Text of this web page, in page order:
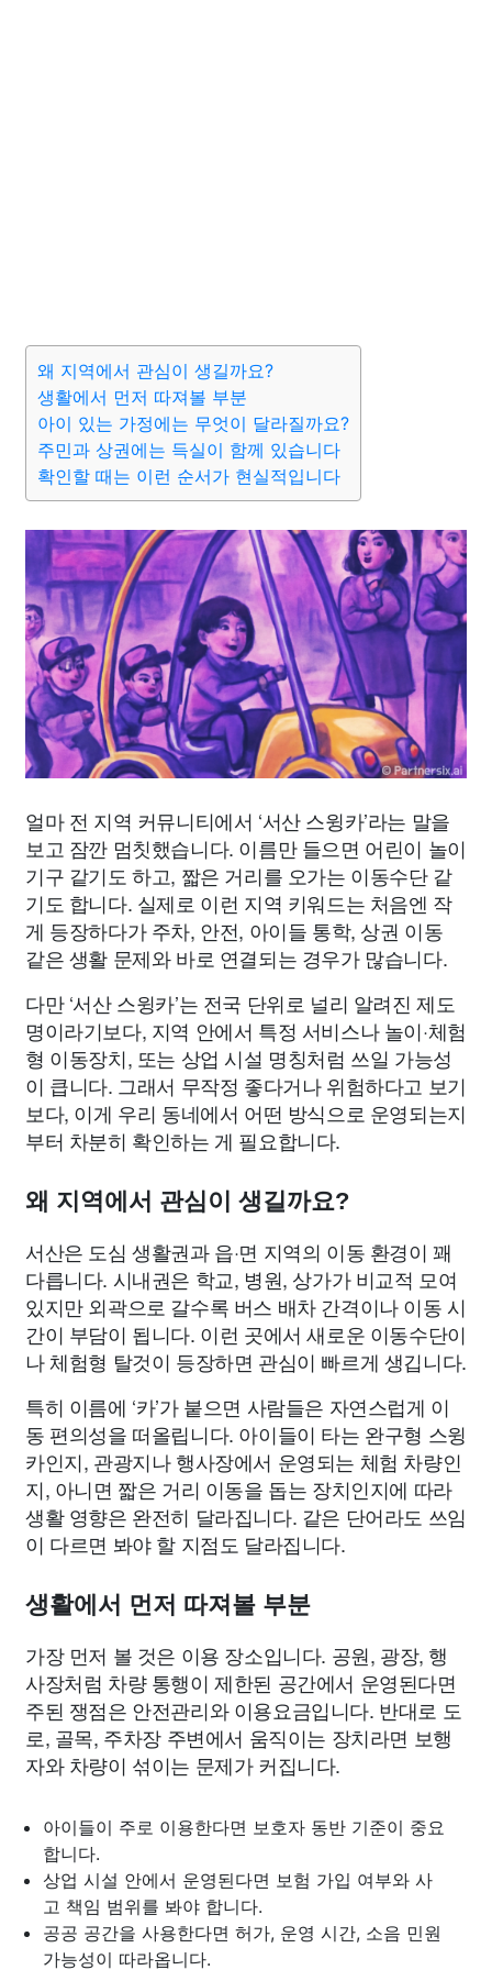
왜 지역에서 관심이 생길까요?
생활에서 먼저 따져볼 부분
아이 있는 가정에는 무엇이 달라질까요?
주민과 상권에는 득실이 함께 있습니다
확인할 때는 이런 순서가 현실적입니다
얼마 전 지역 커뮤니티에서 ‘서산 스윙카’라는 말을
보고 잠깐 멈칫했습니다. 이름만 들으면 어린이 놀이
기구 같기도 하고, 짧은 거리를 오가는 이동수단 같
기도 합니다. 실제로 이런 지역 키워드는 처음엔 작
게 등장하다가 주차, 안전, 아이들 통학, 상권 이동
같은 생활 문제와 바로 연결되는 경우가 많습니다.
다만 ‘서산 스윙카’는 전국 단위로 널리 알려진 제도
명이라기보다, 지역 안에서 특정 서비스나 놀이·체험
형 이동장치, 또는 상업 시설 명칭처럼 쓰일 가능성
이 큽니다. 그래서 무작정 좋다거나 위험하다고 보기
보다, 이게 우리 동네에서 어떤 방식으로 운영되는지
부터 차분히 확인하는 게 필요합니다.
왜 지역에서 관심이 생길까요?
서산은 도심 생활권과 읍·면 지역의 이동 환경이 꽤
다릅니다. 시내권은 학교, 병원, 상가가 비교적 모여
있지만 외곽으로 갈수록 버스 배차 간격이나 이동 시
간이 부담이 됩니다. 이런 곳에서 새로운 이동수단이
나 체험형 탈것이 등장하면 관심이 빠르게 생깁니다.
특히 이름에 ‘카’가 붙으면 사람들은 자연스럽게 이
동 편의성을 떠올립니다. 아이들이 타는 완구형 스윙
카인지, 관광지나 행사장에서 운영되는 체험 차량인
지, 아니면 짧은 거리 이동을 돕는 장치인지에 따라
생활 영향은 완전히 달라집니다. 같은 단어라도 쓰임
이 다르면 봐야 할 지점도 달라집니다.
생활에서 먼저 따져볼 부분
가장 먼저 볼 것은 이용 장소입니다. 공원, 광장, 행
사장처럼 차량 통행이 제한된 공간에서 운영된다면
주된 쟁점은 안전관리와 이용요금입니다. 반대로 도
로, 골목, 주차장 주변에서 움직이는 장치라면 보행
자와 차량이 섞이는 문제가 커집니다.
아이들이 주로 이용한다면 보호자 동반 기준이 중요
합니다.
상업 시설 안에서 운영된다면 보험 가입 여부와 사
고 책임 범위를 봐야 합니다.
공공 공간을 사용한다면 허가, 운영 시간, 소음 민원
가능성이 따라옵니다.